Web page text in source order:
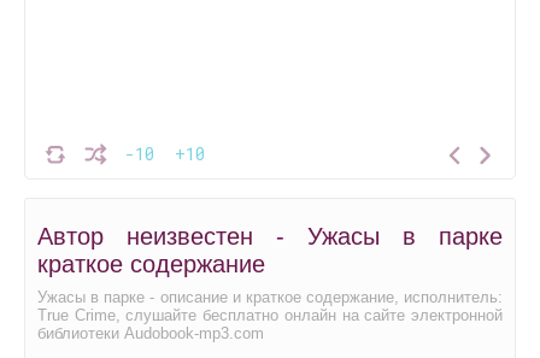
-10 +10
Автор неизвестен - Ужасы в парке
краткое содержание
Ужасы в парке - описание и краткое содержание, исполнитель:
True Crime, слушайте бесплатно онлайн на сайте электронной
библиотеки Audobook-mp3.com